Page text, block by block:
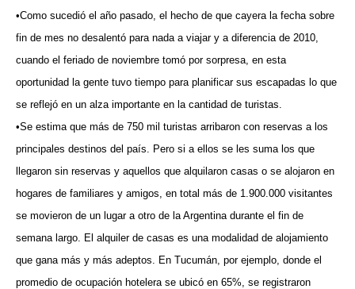
•Como sucedió el año pasado, el hecho de que cayera la fecha sobre
fin de mes no desalentó para nada a viajar y a diferencia de 2010,
cuando el feriado de noviembre tomó por sorpresa, en esta
oportunidad la gente tuvo tiempo para planificar sus escapadas lo que
se reflejó en un alza importante en la cantidad de turistas.
•Se estima que más de 750 mil turistas arribaron con reservas a los
principales destinos del país. Pero si a ellos se les suma los que
llegaron sin reservas y aquellos que alquilaron casas o se alojaron en
hogares de familiares y amigos, en total más de 1.900.000 visitantes
se movieron de un lugar a otro de la Argentina durante el fin de
semana largo. El alquiler de casas es una modalidad de alojamiento
que gana más y más adeptos. En Tucumán, por ejemplo, donde el
promedio de ocupación hotelera se ubicó en 65%, se registraron